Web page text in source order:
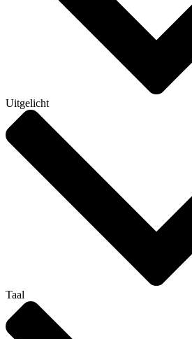
Uitgelicht
Taal